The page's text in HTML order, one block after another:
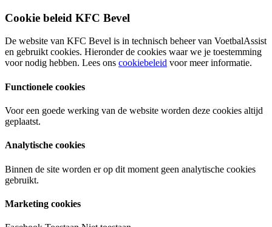
Cookie beleid KFC Bevel
De website van KFC Bevel is in technisch beheer van VoetbalAssist
en gebruikt cookies. Hieronder de cookies waar we je toestemming
voor nodig hebben. Lees ons cookiebeleid voor meer informatie.
Functionele cookies
Voor een goede werking van de website worden deze cookies altijd
geplaatst.
Analytische cookies
Binnen de site worden er op dit moment geen analytische cookies
gebruikt.
Marketing cookies